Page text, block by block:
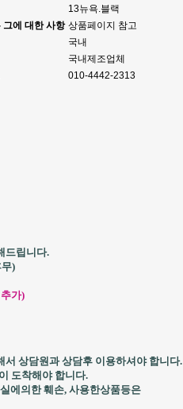
13뉴욕.블랙
그에 대한 사항 상품페이지 참고
국내
국내제조업체
010-4442-2313
드립니다.
)
가)
상담원과 상담후 이용하셔야 합니다.
도착해야 합니다.
에의한 훼손, 사용한상품등은